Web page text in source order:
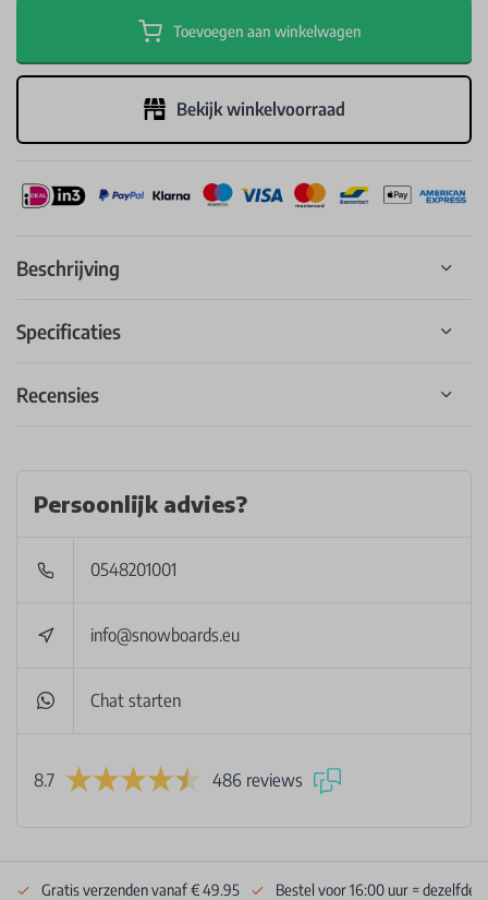
Toevoegen aan winkelwagen
Bekijk winkelvoorraad
Beschrijving
Specificaties
Recensies
Persoonlijk advies?
0548201001
info@snowboards.eu
Chat starten
8.7 486 reviews
Gratis verzenden vanaf € 49.95 Bestel voor 16:00 uur = dezelfde